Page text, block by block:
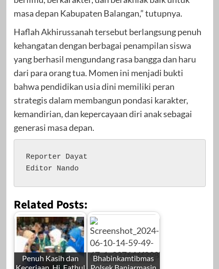
masa depan Kabupaten Balangan,” tutupnya.
Haflah Akhirussanah tersebut berlangsung penuh
kehangatan dengan berbagai penampilan siswa
yang berhasil mengundang rasa bangga dan haru
dari para orang tua. Momen ini menjadi bukti
bahwa pendidikan usia dini memiliki peran
strategis dalam membangun pondasi karakter,
kemandirian, dan kepercayaan diri anak sebagai
generasi masa depan.
Reporter Dayat
Editor Nando
Related Posts:
Penuh Kasih dan
Bhabinkamtibmas